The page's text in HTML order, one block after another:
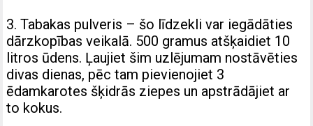
3. Tabakas pulveris – šo līdzekli var iegādāties
dārzkopības veikalā. 500 gramus atšķaidiet 10
litros ūdens. Ļaujiet šim uzlējumam nostāvēties
divas dienas, pēc tam pievienojiet 3
ēdamkarotes šķidrās ziepes un apstrādājiet ar
to kokus.